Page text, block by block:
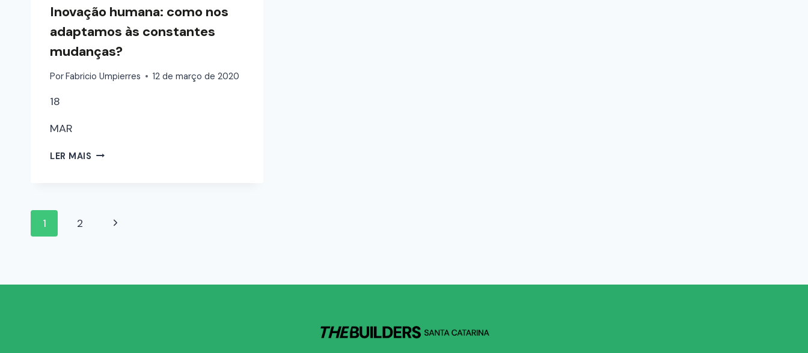
Inovação humana: como nos
adaptamos às constantes
mudanças?
PorFabricio Umpierres 12 de março de 2020
18
MAR
LER MAIS
1 2